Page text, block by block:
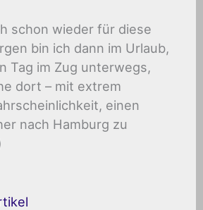
schon wieder für diese
bin ich dann im Urlaub,
Tag im Zug unterwegs,
dort – mit extrem
einen
nach Hamburg zu